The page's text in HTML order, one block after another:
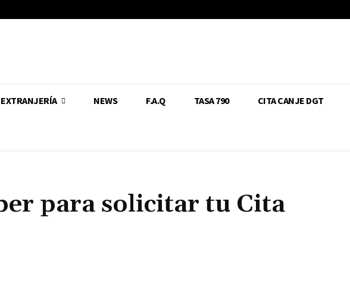
EXTRANJERÍA NEWS F.A.Q TASA 790 CITA CANJE DGT
para solicitar tu Cita